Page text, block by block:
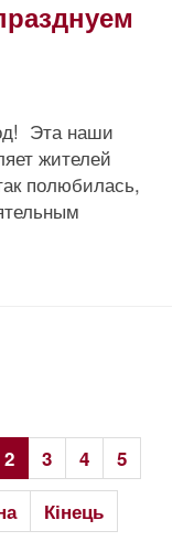
Эта наши
жителей
полюбилась,
2 3 4
5
Кінець